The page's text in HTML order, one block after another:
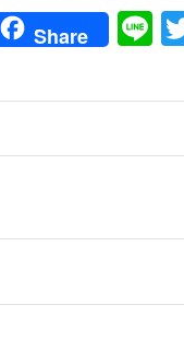
Share